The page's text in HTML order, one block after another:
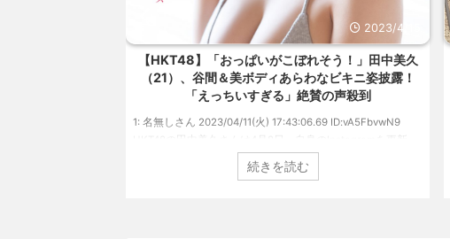
Powered by livedoor 相互RSS
2023/4/15
【HKT48】「おっぱいがこぼれそう！」田中美久
（21）、谷間＆美ボディあらわなビキニ姿披露！
「えっちいすぎる」絶賛の声殺到
1: 名無しさん 2023/04/11(火) 17:43:06.69 ID:vA5FbvwN9
HKT48の田中美久さんは4月8日、自身のInstagramを更新。
美しいボディがあらわになったビキニ姿を披露しました。
「素敵な表情」「セクシーで綺麗」 田中さんは桜の花びらの
続きを読む